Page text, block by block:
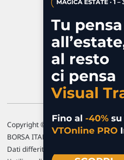
Commenti
Copyright © 1996-2026 Traderlink
BORSA ITALIANA Quotazioni di
Dati differiti di 15 min. (fonte